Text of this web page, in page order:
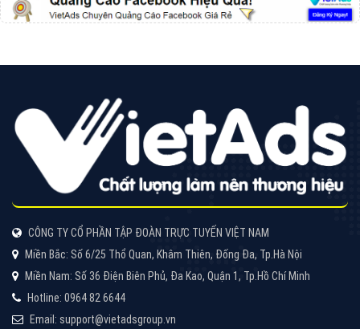
CÔNG TY CỔ PHẦN TẬP ĐOÀN TRỰC TUYẾN VIỆT NAM
Miền Bắc: Số 6/25 Thổ Quan, Khâm Thiên, Đống Đa, Tp.Hà Nội
Miền Nam: Số 36 Điện Biên Phủ, Đa Kao, Quận 1, Tp.Hồ Chí Minh
Hotline: 0964 82 6644
Email: support@vietadsgroup.vn